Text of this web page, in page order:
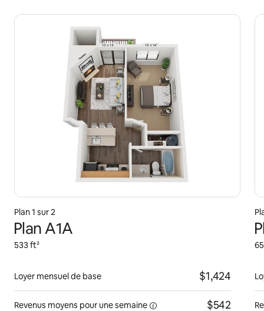
Plan 1 sur 2
Plan A1A
533 ft²
Loyer mensuel de base $1,424
Revenus moyens pour unesemaine $542